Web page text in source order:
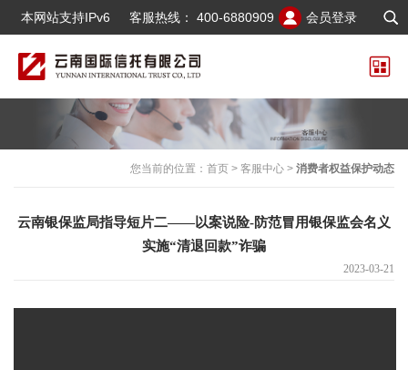
会员登录
客服热线： 400-6880909
本网站支持IPv6
您当前的位置： 首页 > 客服中心 > 消费者权益保护动态
云南银保监局指导短片二——以案说险-防范冒用银保监会名义
实施“清退回款”诈骗
2023-03-21